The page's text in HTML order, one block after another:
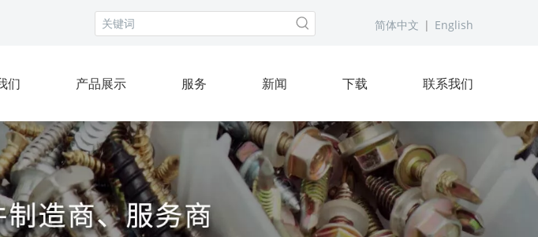
简体中文 | English
们 产品展示 服务 新闻 下载 联系我们